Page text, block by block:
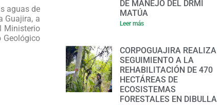
aguas de
Guajira, a
Ministerio
Geológico
DE MANEJO DEL DRMI
MATÚA
Leer más
CORPOGUAJIRA REALIZA
SEGUIMIENTO A LA
REHABILITACIÓN DE 470
HECTÁREAS DE
ECOSISTEMAS
FORESTALES EN DIBULLA